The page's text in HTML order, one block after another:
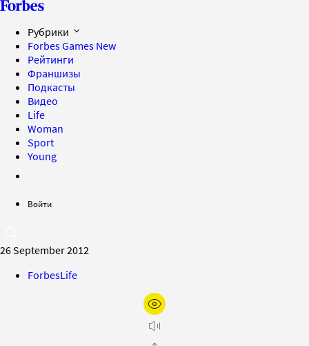
Рубрики
Forbes Games New
Рейтинги
Франшизы
Подкасты
Видео
Life
Woman
Sport
Young
Войти
26 September 2012
ForbesLife